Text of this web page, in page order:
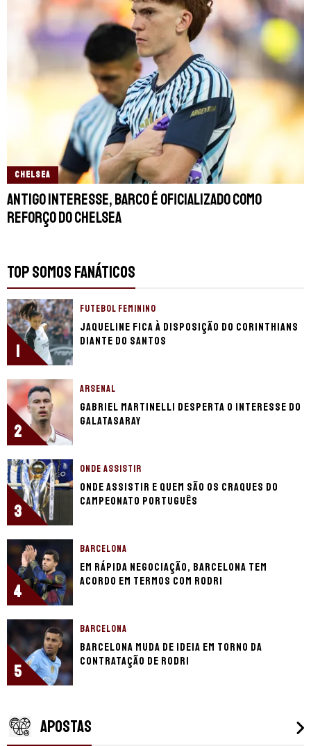
CHELSEA
Antigo interesse, Barco é oficializado como
reforço do Chelsea
TOP SOMOS FANÁTICOS
1
FUTEBOL FEMININO
Jaqueline fica à disposição do Corinthians
diante do Santos
2
ARSENAL
Gabriel Martinelli desperta o interesse do
Galatasaray
3
ONDE ASSISTIR
Onde assistir e quem são os craques do
Campeonato Português
4
BARCELONA
Em rápida negociação, Barcelona tem
acordo em termos com Rodri
5
BARCELONA
Barcelona muda de ideia em torno da
contratação de Rodri
APOSTAS